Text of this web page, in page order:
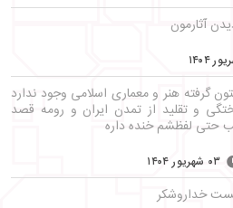
آثارمون
گرفته هنر و معماری اسلامی وجود ندارد
و تقلید از تمدن ایران و رومه قصد
حتی لفظشم خنده داره
۰۳ شهریور ۱۴۰۴
خداروشکر